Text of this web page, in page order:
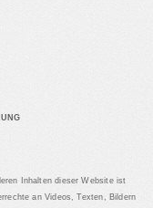
Inhalten dieser Website ist
an Videos, Texten, Bildern